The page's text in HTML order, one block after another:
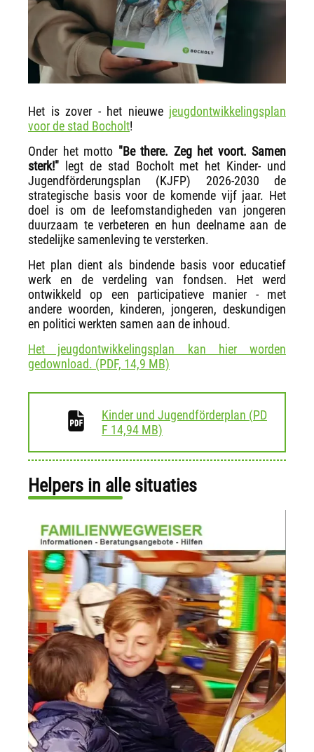
Het is zover - het nieuwe jeugdontwikkelingsplan
voor de stad Bocholt!
Onder het motto "Be there. Zeg het voort. Samen
sterk!" legt de stad Bocholt met het Kinder- und
Jugendförderungsplan (KJFP) 2026-2030 de
strategische basis voor de komende vijf jaar. Het
doel is om de leefomstandigheden van jongeren
duurzaam te verbeteren en hun deelname aan de
stedelijke samenleving te versterken.
Het plan dient als bindende basis voor educatief
werk en de verdeling van fondsen. Het werd
ontwikkeld op een participatieve manier - met
andere woorden, kinderen, jongeren, deskundigen
en politici werkten samen aan de inhoud.
Het jeugdontwikkelingsplan kan hier worden
gedownload. (PDF, 14,9 MB)
Kinder und Jugendförderplan (PD
F 14,94 MB)
Helpers in alle situaties